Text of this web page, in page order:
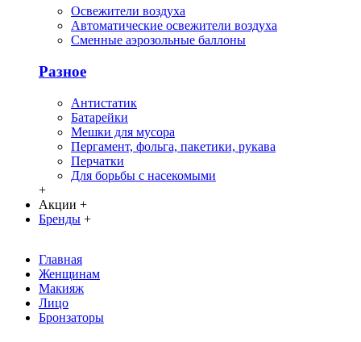
Освежители воздуха
Автоматические освежители воздуха
Сменные аэрозольные баллоны
Разное
Антистатик
Батарейки
Мешки для мусора
Пергамент, фольга, пакетики, рукава
Перчатки
Для борьбы с насекомыми
+
Акции +
Бренды +
Главная
Женщинам
Макияж
Лицо
Бронзаторы